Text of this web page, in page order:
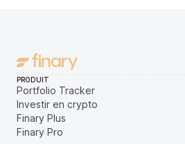
PRODUIT
Portfolio Tracker
Investir en crypto
Finary Plus
Finary Pro